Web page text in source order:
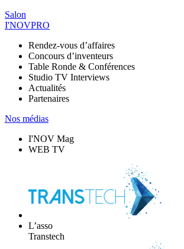
Salon
I'NOVPRO
Rendez-vous d’affaires
Concours d’inventeurs
Table Ronde & Conférences
Studio TV Interviews
Actualités
Partenaires
Nos médias
I'NOV Mag
WEB TV
L’asso
Transtech